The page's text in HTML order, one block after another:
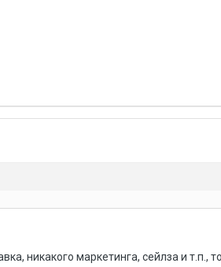
никакого маркетинга, сейлза и т.п.,